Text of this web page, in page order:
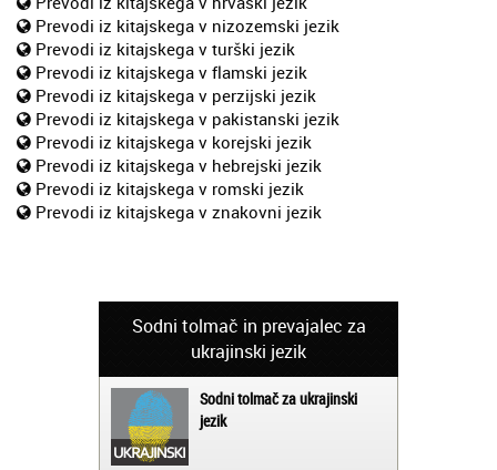
Prevodi iz kitajskega v nizozemski jezik
Prevodi iz kitajskega v turški jezik
Prevodi iz kitajskega v flamski jezik
Prevodi iz kitajskega v perzijski jezik
Prevodi iz kitajskega v pakistanski jezik
Prevodi iz kitajskega v korejski jezik
Prevodi iz kitajskega v hebrejski jezik
Prevodi iz kitajskega v romski jezik
Prevodi iz kitajskega v znakovni jezik
Sodni tolmač in prevajalec za
ukrajinski jezik
Sodni tolmač za ukrajinski
jezik